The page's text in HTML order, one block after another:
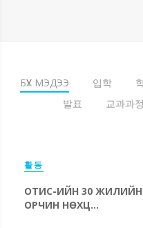
БҮХ МЭДЭЭ 입학
발표
교과과정
활동
ОТИС-ИЙН 30 ЖИЛИЙН
ОРЧИН НӨХЦ...